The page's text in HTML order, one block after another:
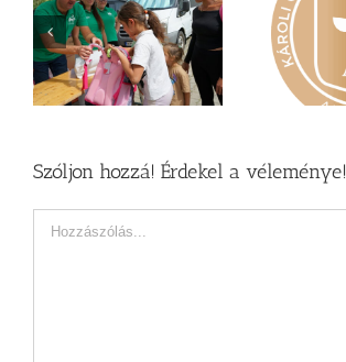
Nagy érdeklődés övezi
a Károli képzéseit
Szóljon hozzá! Érdekel a véleménye!
Hozzászólás